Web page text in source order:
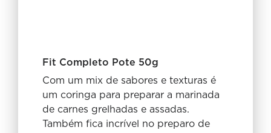
Fit Completo Pote 50g
Com um mix de sabores e texturas é
um coringa para preparar a marinada
de carnes grelhadas e assadas.
Também fica incrível no preparo de